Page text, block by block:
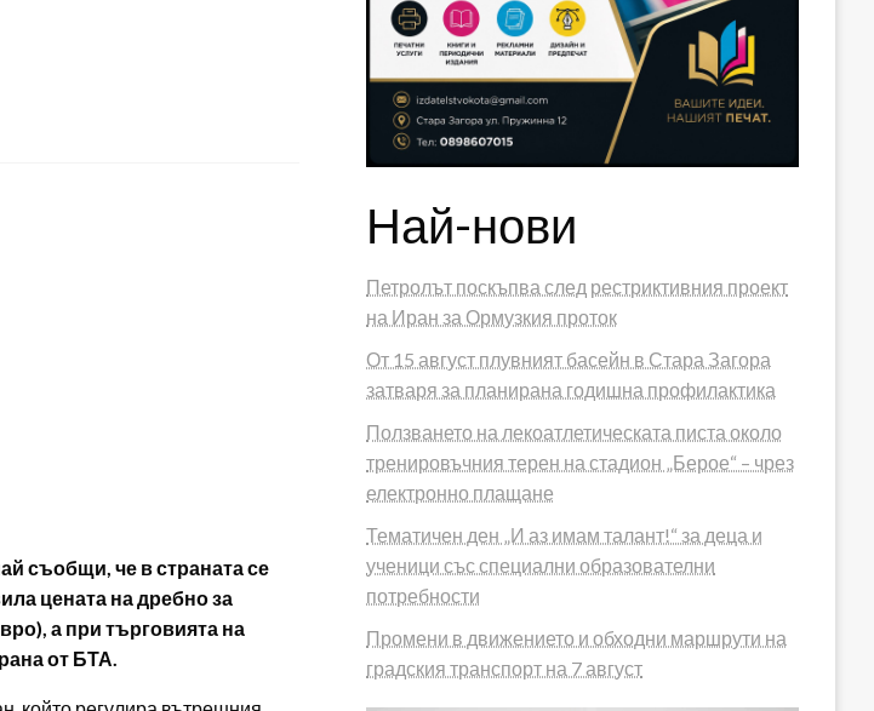
съобщи, че в страната се
цената на дребно за
а при търговията на
от БТА.
Най-нови
Петролът поскъпва след рестриктивния проект
на Иран за Ормузкия проток
От 15 август плувният басейн в Стара Загора
затваря за планирана годишна профилактика
Ползването на лекоатлетическата писта около
тренировъчния терен на стадион „Берое“ – чрез
електронно плащане
Тематичен ден „И аз имам талант!“ за деца и
ученици със специални образователни
потребности
Промени в движението и обходни маршрути на
градския транспорт на 7 август